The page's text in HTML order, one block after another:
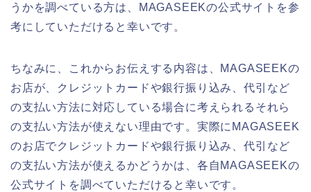
うかを調べている方は、MAGASEEKの公式サイトを参
考にしていただけると幸いです。
ちなみに、これからお伝えする内容は、MAGASEEKの
お店が、クレジットカードや銀行振り込み、代引など
の支払い方法に対応している場合に考えられるそれら
の支払い方法が使えない理由です。実際にMAGASEEK
のお店でクレジットカードや銀行振り込み、代引など
の支払い方法が使えるかどうかは、各自MAGASEEKの
公式サイトを調べていただけると幸いです。